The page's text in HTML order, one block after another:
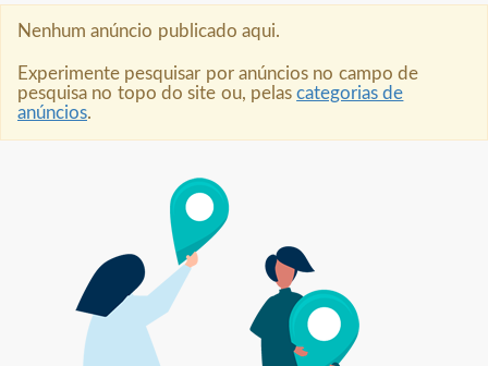
Nenhum anúncio publicado aqui.
Experimente pesquisar por anúncios no campo de
pesquisa no topo do site ou, pelascategorias de
anúncios.